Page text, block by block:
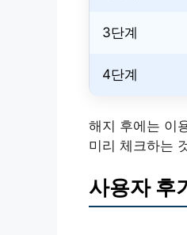
3단계
4단계
해지 후에는 이
미리 체크하는
사용자 후